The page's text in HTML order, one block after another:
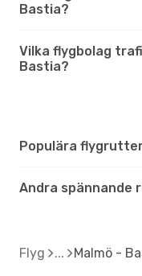
Bastia?
Vilka flygbolag
Bastia?
Populära
Andra spännande
Flyg Malmö -